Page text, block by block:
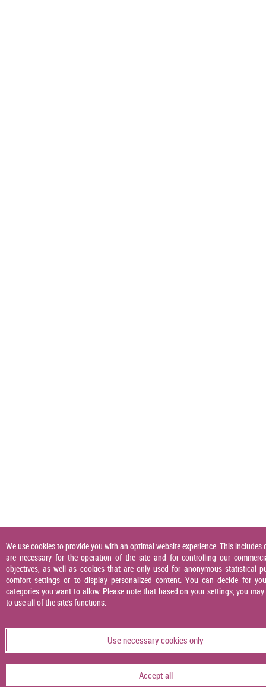
We use cookies to provide you with an optimal website experience. This includes
are necessary for the operation of the site and for controlling our
objectives, as well as cookies that are only used for anonymous statistical
comfort settings or to display personalized content. You can decide for
categories you want to allow. Please note that based on your settings, you
to use all of the site's functions.
Use necessary cookies only
Accept all